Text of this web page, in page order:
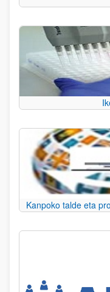
Kanpoko talde eta